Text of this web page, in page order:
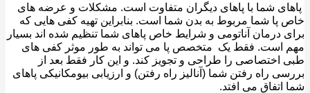
شما با پاهای دیگران متفاوت است. مشکلات و عرضه های
پا شما مربوط به بدن شما است. بنابراین تهیه کفی هایی که
درمان آناتومی و شرایط خاص پاهای شما تنظیم شده اند بسیار
است. فقط یک ‌ متخصص پا می تواند به طور موثر کفی های
اختصاصی را طراحی و تجویز کند. و این کار فقط بعد از
راه رفتن شما (آنالیز راه رفتن) و ارزیابی بیومکانیکی پاهای
می افتد.